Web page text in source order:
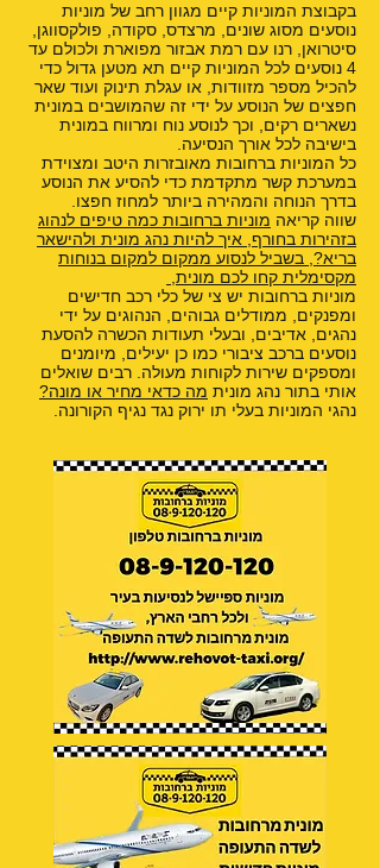
בקבוצת המוניות קיים מגוון רחב של מוניות
נוסעים מסוג שונים, מרצדס, סקודה, פולקסווגן,
סיטרואן, רנו עם רמת אבזור מפוארת ולכולם עד
4 נוסעים לכל המוניות קיים תא מטען גדול כדי
להכיל מספר מזוודות, או עגלת תינוק ועוד שאר
חפצים של הנוסע על ידי זה שהמושבים במונית
נשארים רקים, וכך לנוסע נוח ומרווח במונית
בישיבה לכל אורך הנסיעה.
כל המוניות ברחובות מאובזרות היטב ומצוידת
במערכת קשר מתקדמת כדי להסיע את הנוסע
בדרך הנוחה והמהירה ביותר למחוז חפצו.
שווה קריאה מוניות ברחובות כמה טיפים לנהוג
בזהירות בחורף
איך להיות נהג מונית ולהישאר
בריא? בשביל לנסוע ממקום למקום בנוחות
מקסימלית קחו לכם מונית
מוניות ברחובות יש צי של כלי רכב חדישים
ומפנקים, ממודלים גבוהים, הנהוגים על ידי
נהגים, אדיבים, ובעלי תעודות הכשרה להסעת
נוסעים ברכב ציבורי כמו כן יעילים, מיומנים
ומספקים שירות לקוחות מעולה. רבים שואלים
אותי בתור נהג מונית מה כדאי מחיר או מונה?
נהגי המוניות בעלי תו ירוק נגד נגיף הקורונה.